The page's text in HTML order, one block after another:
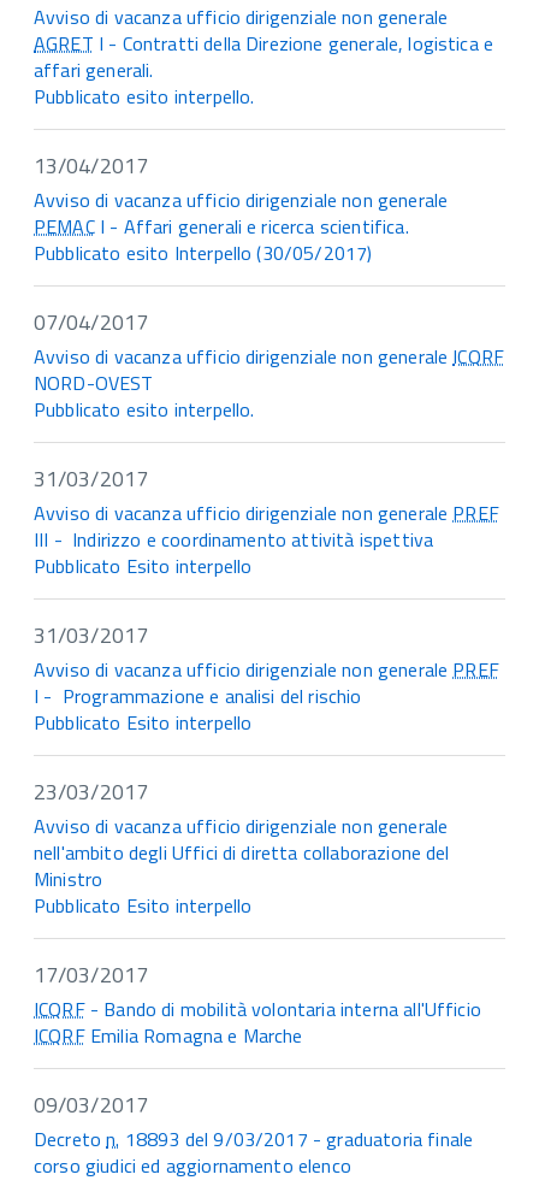
Avviso di vacanza ufficio dirigenziale non generale
AGRET I - Contratti della Direzione generale, logistica e
affari generali.
Pubblicato esito interpello.
13/04/2017
Avviso di vacanza ufficio dirigenziale non generale
PEMACI - Affari generali e ricerca scientifica.
Pubblicato esito Interpello (30/05/2017)
07/04/2017
Avviso di vacanza ufficio dirigenziale non generale ICQRF
NORD-OVEST
Pubblicato esito interpello.
31/03/2017
Avviso di vacanza ufficio dirigenziale non generale PREF
III - Indirizzo e coordinamento attività ispettiva
Pubblicato Esito interpello
31/03/2017
Avviso di vacanza ufficio dirigenziale non generale PREF
I - Programmazione e analisi del rischio
Pubblicato Esito interpello
23/03/2017
Avviso di vacanza ufficio dirigenziale non generale
nell'ambito degli Uffici di diretta collaborazione del
Ministro
Pubblicato Esito interpello
17/03/2017
ICQRF- Bando di mobilità volontaria interna all'Ufficio
ICQRFEmilia Romagna e Marche
09/03/2017
Decreton. 18893 del 9/03/2017 - graduatoria finale
corso giudici ed aggiornamento elenco